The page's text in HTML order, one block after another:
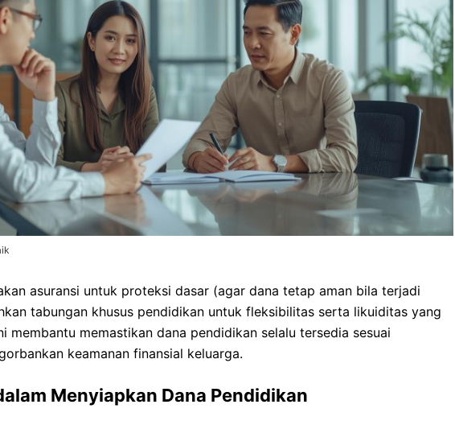
asuransi untuk proteksi dasar (agar dana tetap aman bila terjadi
tabungan khusus pendidikan untuk fleksibilitas serta likuiditas yang
membantu memastikan dana pendidikan selalu tersedia sesuai
keamanan finansial keluarga.
Menyiapkan Dana Pendidikan